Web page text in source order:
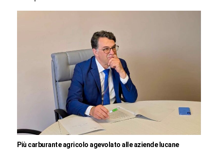
Più carburante agricolo agevolato alle aziende lucane